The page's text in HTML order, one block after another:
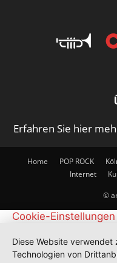
Erfahren Sie hier
Home POP ROCK
Internet
©
Cookie-Einstellungen
Diese Website
Technologien von